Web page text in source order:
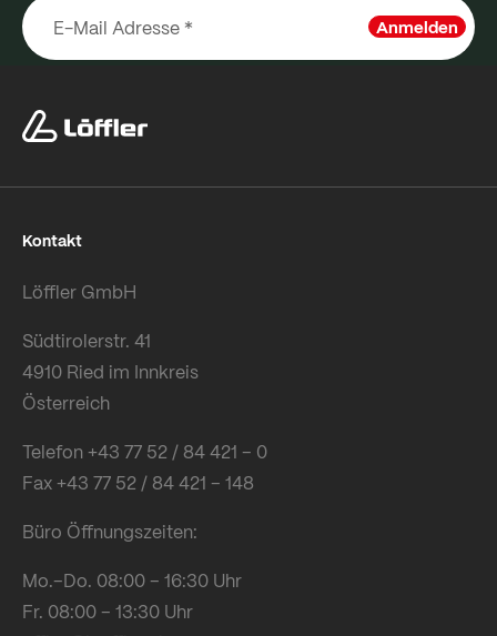
Anmelden
Kontakt
Löffler GmbH
Südtirolerstr. 41
4910 Ried im Innkreis
Österreich
Telefon +43 77 52 / 84 421 – 0
Fax +43 77 52 / 84 421 – 148
Büro Öffnungszeiten:
Mo.–Do. 08:00 – 16:30 Uhr
Fr. 08:00 – 13:30 Uhr